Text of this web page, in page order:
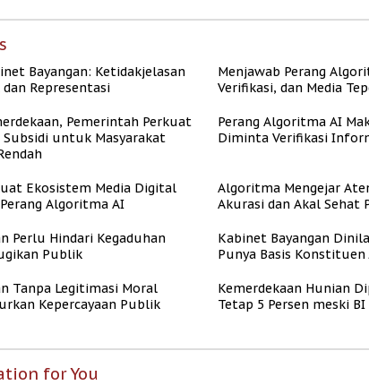
Bayangan: Ketidakjelasan
Representasi
Menjawab Perang
Verifikasi, dan Media
Pemerintah Perkuat
untuk Masyarakat
Perang Algoritma AI
Diminta Verifikasi
Ekosistem Media Digital
Algoritma AI
Algoritma Mengejar
Akurasi dan Akal Sehat
Perlu Hindari Kegaduhan
Publik
Kabinet Bayangan
Punya Basis Konstituen
Tanpa Legitimasi Moral
Kepercayaan Publik
Kemerdekaan Hunian
Tetap 5 Persen meski
for You